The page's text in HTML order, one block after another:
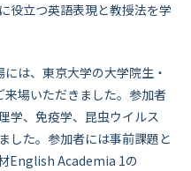
役立つ英語表現と教授法を学
は、東京大学の大学院生・
場いただきました。参加者
学、免疫学、昆虫ウイルス
した。参加者には事前課題と
English Academia 1の